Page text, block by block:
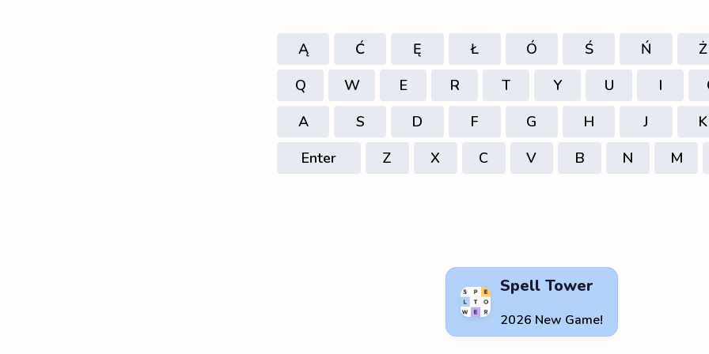
Ą Ć Ę Ł Ó Ś Ń Ż
Q
W E R T Y U I
A
S D F G H J K
Enter
Z X C V B N M
Spell Tower
2026 New Game!